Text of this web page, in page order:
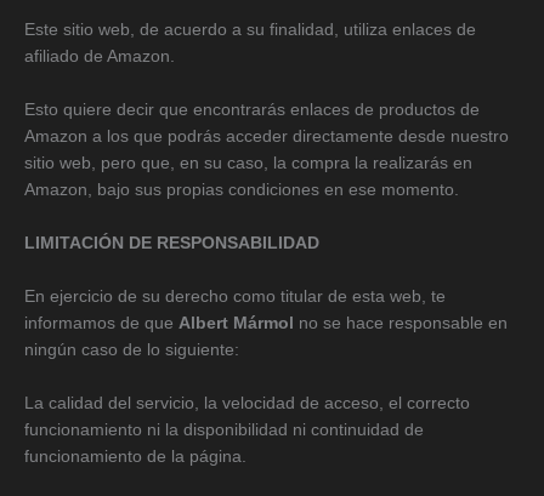
Este sitio web, de acuerdo a su finalidad, utiliza enlaces de
afiliado de Amazon.
Esto quiere decir que encontrarás enlaces de productos de
Amazon a los que podrás acceder directamente desde nuestro
sitio web, pero que, en su caso, la compra la realizarás en
Amazon, bajo sus propias condiciones en ese momento.
LIMITACIÓN DE RESPONSABILIDAD
En ejercicio de su derecho como titular de esta web, te
informamos de que Albert Mármol no se hace responsable en
ningún caso de lo siguiente:
La calidad del servicio, la velocidad de acceso, el correcto
funcionamiento ni la disponibilidad ni continuidad de
funcionamiento de la página.